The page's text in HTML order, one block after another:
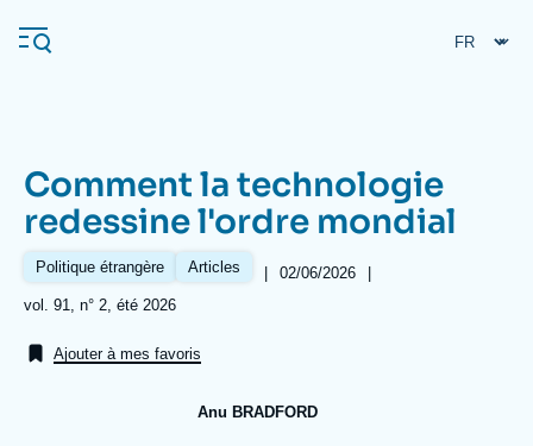
au
contenu
Navigation
principale
L'Ifri
Analyses
Comment la technologie
redessine l'ordre mondial
Politique étrangère Articles |
Date
02/06/2026
|
Références
vol. 91, n° 2, été 2026
Ajouter à mes favoris
Anu BRADFORD